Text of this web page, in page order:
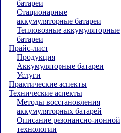
батареи
Стационарные
аккумуляторные батареи
Тепловозные аккумуляторные
батареи
Прайс-лист
Продукция
Аккумуляторные батареи
Услуги
Практические аспекты
Технические аспекты
Методы восстановления
аккумуляторных батарей
Описание резонансно-ионной
технологии